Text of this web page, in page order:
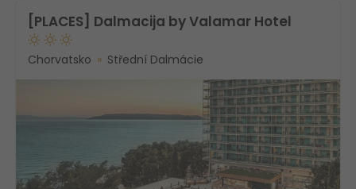
[PLACES] Dalmacija by Valamar Hotel
Chorvatsko Střední Dalmácie